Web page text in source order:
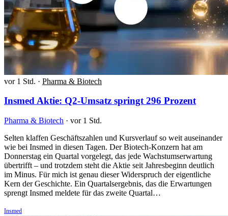
vor 1 Std. · Pharma & Biotech
Insmed Aktie: Q2-Umsatz springt 296 Prozent
Pharma & Biotech · vor 1 Std.
Selten klaffen Geschäftszahlen und Kursverlauf so weit auseinander
wie bei Insmed in diesen Tagen. Der Biotech-Konzern hat am
Donnerstag ein Quartal vorgelegt, das jede Wachstumserwartung
übertrifft – und trotzdem steht die Aktie seit Jahresbeginn deutlich
im Minus. Für mich ist genau dieser Widerspruch der eigentliche
Kern der Geschichte. Ein Quartalsergebnis, das die Erwartungen
sprengt Insmed meldete für das zweite Quartal…
Insmed